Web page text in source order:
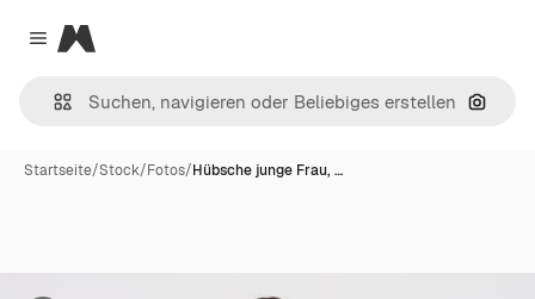
Close menu
Magnific
Nach
Startseite/Stock/Fotos/Hübsche junge Frau, …